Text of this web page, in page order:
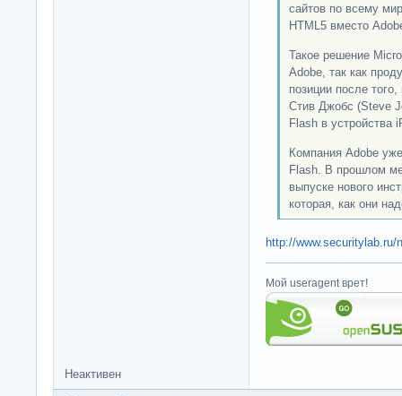
сайтов по всему
HTML5 вместо
Такое решение
Adobe, так как
позиции после
Стив Джобс (Steve
Flash в устройства
Компания Adobe
Flash. В прошлом
выпуске нового
которая, как они
http://www.securitylab.ru/
Мой useragent врет!
Неактивен